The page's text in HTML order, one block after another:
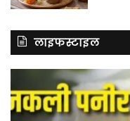
लाइफस्टाइल